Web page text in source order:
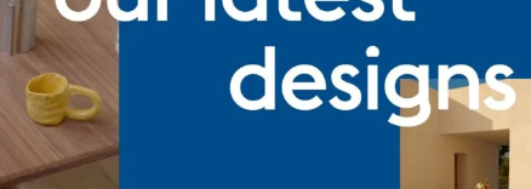
Muuto Fiber Counter Stoolの魅力
ラリー岡山より厳選！おすすめのカウンタースツール3選を比